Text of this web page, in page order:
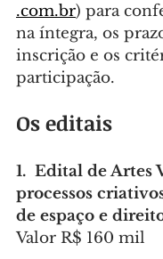
.com.br) para
na íntegra, os
inscrição e os
participação.
Os editais
1.  Edital de Artes
processos
de espaço e
Valor R$ 160 mil